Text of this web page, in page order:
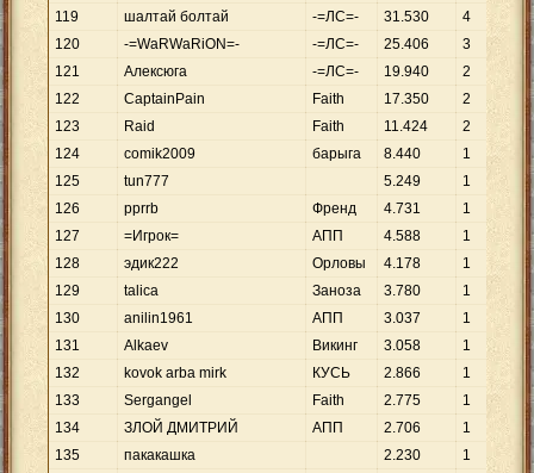
119 шалтай болтай -=ЛС=- 31.530
4
120
-=WaRWaRiON=- -=ЛС=- 25.406
3
121
Алексюга -=ЛС=- 19.940
2
122
CaptainPain Faith 17.350
2
123
Raid Faith 11.424
2
124
comik2009 барыга 8.440
1
125
tun777 5.249
1
126
pprrb Френд 4.731
1
127
=Игрок= АПП 4.588
1
128
эдик222 Орловы 4.178
1
129
talica Заноза 3.780
1
130
anilin1961 АПП 3.037
1
131
Alkaev Викинг 3.058
1
132
kovok arba mirk КУСЬ 2.866
1
133
Sergangel Faith 2.775
1
134
ЗЛОЙ ДМИТРИЙ АПП 2.706
1
135
пакакашка 2.230
1